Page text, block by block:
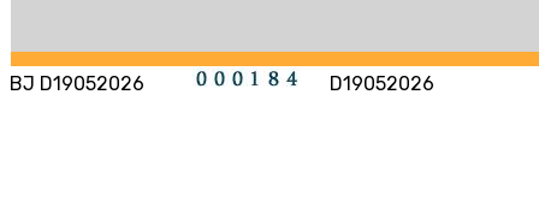
BJ D19052026 D19052026